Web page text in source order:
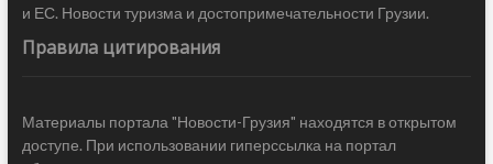
и ЕС. Новости туризма и достопримечательности Грузии.
Правила цитирования
Материалы портала "Новости-Грузия" находятся в открытом
доступе. При использовании гиперссылка на портал